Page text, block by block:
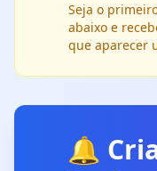
Seja o
abaixo e
que aparecer
🔔